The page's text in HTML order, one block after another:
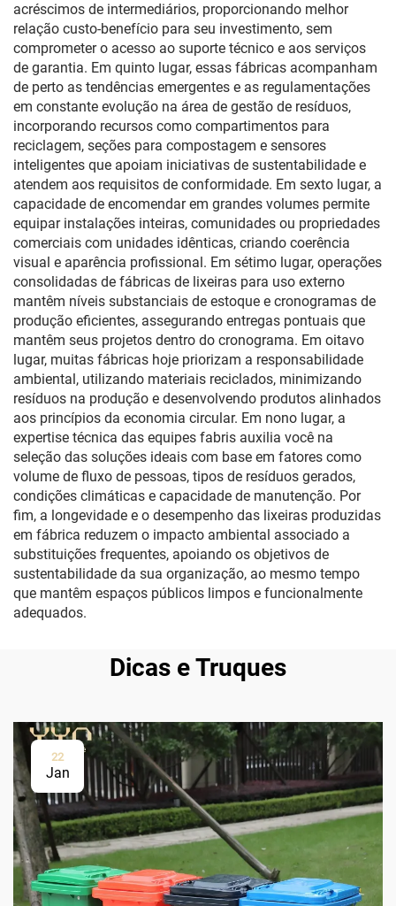
acréscimos de intermediários, proporcionando melhor
relação custo-benefício para seu investimento, sem
comprometer o acesso ao suporte técnico e aos serviços
de garantia. Em quinto lugar, essas fábricas acompanham
de perto as tendências emergentes e as regulamentações
em constante evolução na área de gestão de resíduos,
incorporando recursos como compartimentos para
reciclagem, seções para compostagem e sensores
inteligentes que apoiam iniciativas de sustentabilidade e
atendem aos requisitos de conformidade. Em sexto lugar, a
capacidade de encomendar em grandes volumes permite
equipar instalações inteiras, comunidades ou propriedades
comerciais com unidades idênticas, criando coerência
visual e aparência profissional. Em sétimo lugar, operações
consolidadas de fábricas de lixeiras para uso externo
mantêm níveis substanciais de estoque e cronogramas de
produção eficientes, assegurando entregas pontuais que
mantêm seus projetos dentro do cronograma. Em oitavo
lugar, muitas fábricas hoje priorizam a responsabilidade
ambiental, utilizando materiais reciclados, minimizando
resíduos na produção e desenvolvendo produtos alinhados
aos princípios da economia circular. Em nono lugar, a
expertise técnica das equipes fabris auxilia você na
seleção das soluções ideais com base em fatores como
volume de fluxo de pessoas, tipos de resíduos gerados,
condições climáticas e capacidade de manutenção. Por
fim, a longevidade e o desempenho das lixeiras produzidas
em fábrica reduzem o impacto ambiental associado a
substituições frequentes, apoiando os objetivos de
sustentabilidade da sua organização, ao mesmo tempo
que mantêm espaços públicos limpos e funcionalmente
adequados.
Dicas e Truques
22
Jan